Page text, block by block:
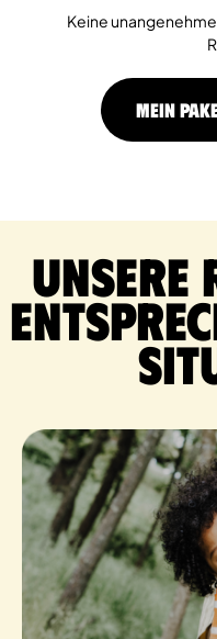
Keine
MEIN
Unsere